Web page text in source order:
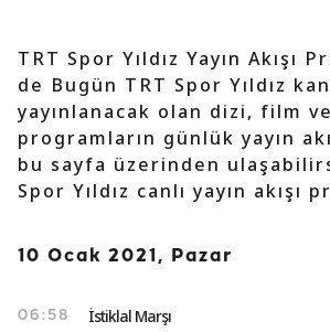
TRT Spor Yıldız Yayın Akışı
de Bugün TRT Spor Yıldız
yayınlanacak olan dizi, film
programların günlük yayın
bu sayfa üzerinden
Spor Yıldız canlı yayın akışı
10 Ocak 2021, Pazar
06:58 İstiklal Marşı